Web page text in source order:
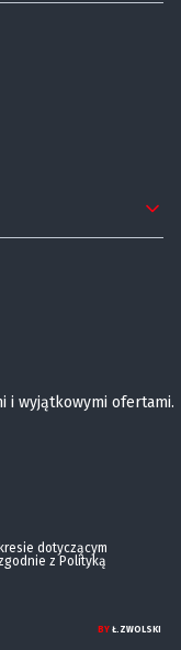
i wyjątkowymi ofertami.
dotyczącym
z Polityką
BY Ł.ZWOLSKI